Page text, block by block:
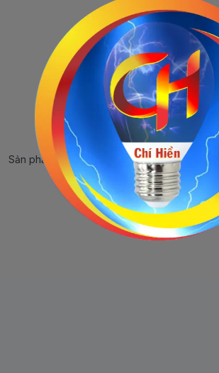
Sản phẩm ngừng
Sản phẩm này hiện tại đã ngừng bán. Hãy
chọn sản phẩm khác.
Quay lại trang chủ